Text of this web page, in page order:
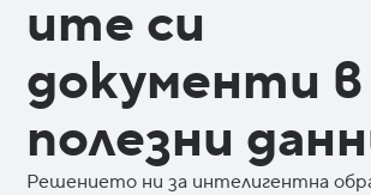
ите си
документи в
полезни
Решението ни за интелигентна